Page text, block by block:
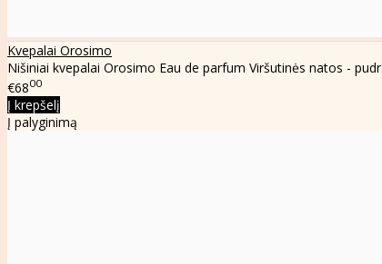
Kvepalai Orosimo
Nišiniai kvepalai Orosimo Eau de parfum Viršutinės natos -
€6800
Į krepšelį
Į palyginimą